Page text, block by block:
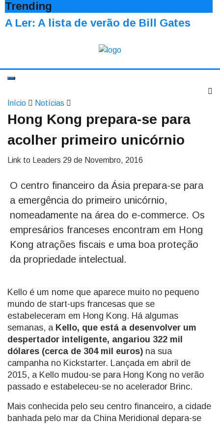
Trending
A Ler: A lista de verão de Bill Gates
Início Notícias
Hong Kong prepara-se para
acolher primeiro unicórnio
Link to Leaders 29 de Novembro, 2016
O centro financeiro da Ásia prepara-se para
a emergência do primeiro unicórnio,
nomeadamente na área do e-commerce. Os
empresários franceses encontram em Hong
Kong atrações fiscais e uma boa proteção
da propriedade intelectual.
Kello é um nome que aparece muito no pequeno
mundo de start-ups francesas que se
estabeleceram em Hong Kong. Há algumas
semanas, a Kello, que está a desenvolver um
despertador inteligente, angariou 322 mil
dólares (cerca de 304 mil euros) na sua
campanha no Kickstarter. Lançada em abril de
2015, a Kello mudou-se para Hong Kong no verão
passado e estabeleceu-se no acelerador Brinc.
Mais conhecida pelo seu centro financeiro, a cidade
banhada pelo mar da China Meridional depara-se